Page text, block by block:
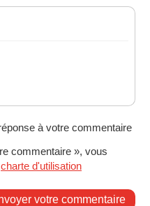
à votre commentaire
commentaire », vous
charte d'utilisation
votre commentaire